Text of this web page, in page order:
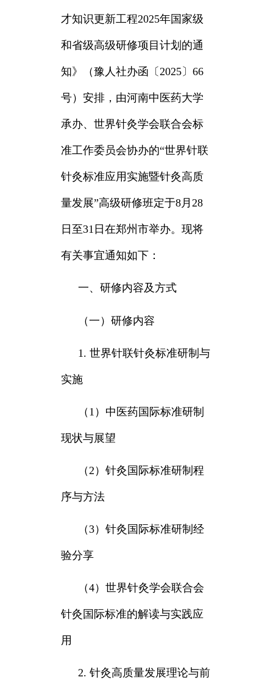
才知识更新工程2025年国家级
和省级高级研修项目计划的通
知》（豫人社办函〔2025〕66
号）安排，由河南中医药大学
承办、世界针灸学会联合会标
准工作委员会协办的“世界针联
针灸标准应用实施暨针灸高质
量发展”高级研修班定于8月28
日至31日在郑州市举办。现将
有关事宜通知如下：
一、研修内容及方式
（一）研修内容
1. 世界针联针灸标准研制与
实施
（1）中医药国际标准研制
现状与展望
（2）针灸国际标准研制程
序与方法
（3）针灸国际标准研制经
验分享
（4）世界针灸学会联合会
针灸国际标准的解读与实践应
用
2. 针灸高质量发展理论与前